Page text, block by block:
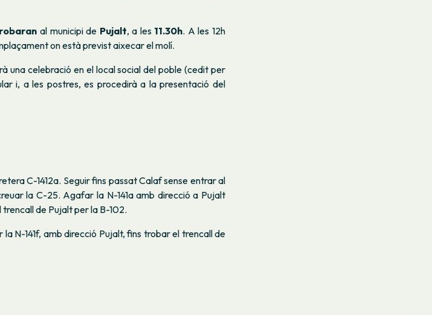
al municipi de Pujalt, a les 11.30h. A les 12h
on està previst aixecar el molí.
una celebració en el local social del poble (cedit per
i, a les postres, es procedirà a la presentació del
C-1412a. Seguir fins passat Calaf sense entrar al
la C-25. Agafar la N-141a amb direcció a Pujalt
trencall de Pujalt per la B-102.
N-141f, amb direcció Pujalt, fins trobar el trencall de